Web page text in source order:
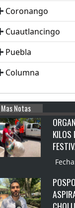
Coronango
Cuautlancingo
Puebla
Columna
Mas Notas
KILOS